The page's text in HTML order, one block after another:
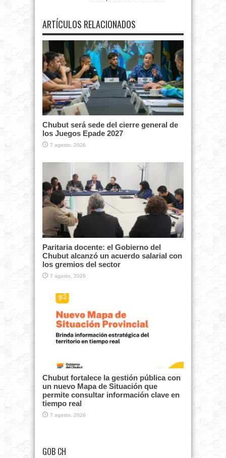
ARTÍCULOS RELACIONADOS
Chubut será sede del cierre general de
los Juegos Epade 2027
7 agosto, 2026
Paritaria docente: el Gobierno del
Chubut alcanzó un acuerdo salarial con
los gremios del sector
7 agosto, 2026
Chubut fortalece la gestión pública con
un nuevo Mapa de Situación que
permite consultar información clave en
tiempo real
7 agosto, 2026
GOB CH